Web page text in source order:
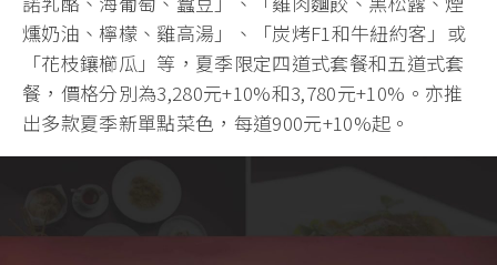
燻奶油、檸檬、雞高湯」、「炭烤F1和牛紐約客」或
「花枝鑲櫛瓜」等，夏季限定四道式套餐和五道式套
餐，價格分別為3,280元+10%和3,780元+10%。亦推
出多款夏季新單點菜色，每道900元+10%起。